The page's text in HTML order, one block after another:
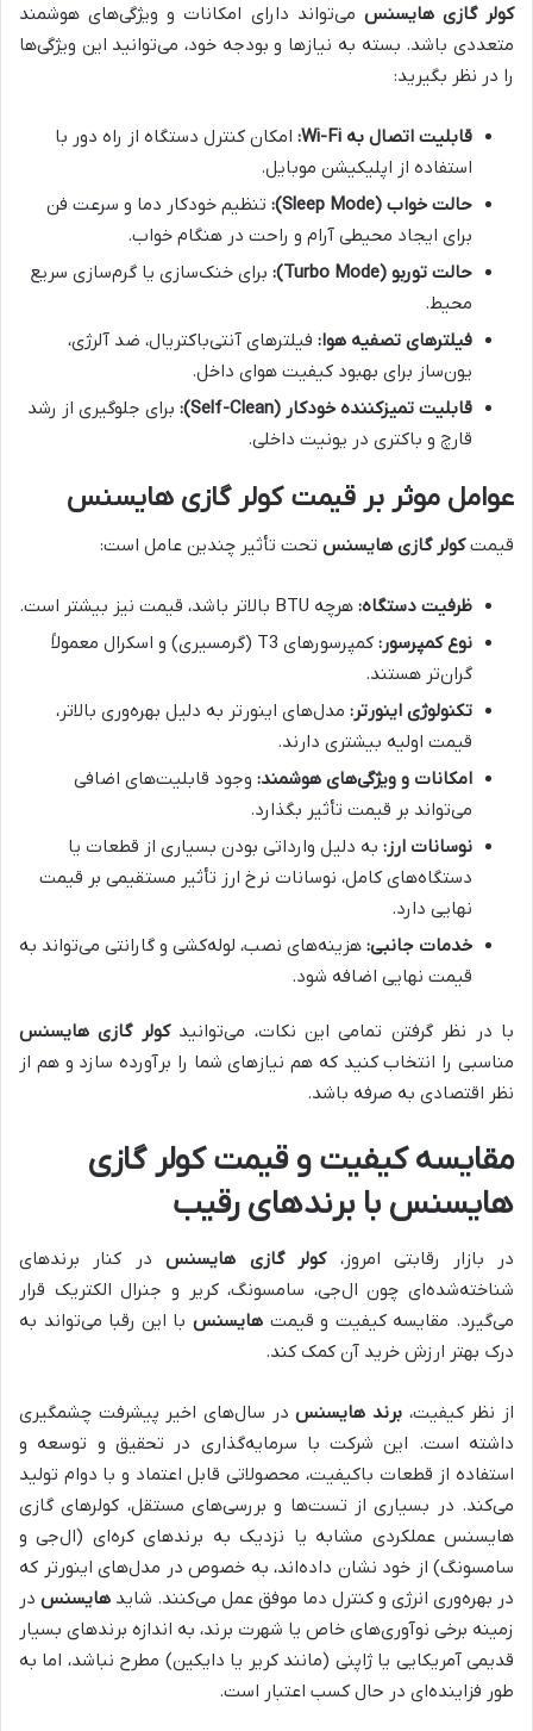
کولر گازی هایسنس می‌تواند دارای امکانات و ویژگی‌های هوشمند
متعددی باشد. بسته به نیازها و بودجه خود، می‌توانید این ویژگی‌ها
را در نظر بگیرید:
قابلیت اتصال به Wi-Fi:
امکان کنترل دستگاه از راه دور با
استفاده از اپلیکیشن موبایل.
حالت خواب (Sleep Mode):
تنظیم خودکار دما و سرعت فن
برای ایجاد محیطی آرام و راحت در هنگام خواب.
حالت توربو (Turbo Mode):
برای خنک‌سازی یا گرم‌سازی سریع
محیط.
فیلترهای تصفیه هوا: فیلترهای آنتی‌باکتریال، ضد آلرژی،
یون‌ساز برای بهبود کیفیت هوای داخل.
قابلیت تمیزکننده خودکار (Self-Clean):
برای جلوگیری از رشد
قارچ و باکتری در یونیت داخلی.
عوامل موثر بر قیمت کولر گازی هایسنس
قیمتکولر گازی هایسنس تحت تأثیر چندین عامل است:
ظرفیت دستگاه: هرچه BTU بالاتر باشد، قیمت نیز بیشتر است.
نوع کمپرسور:
کمپرسورهای T3 (گرمسیری) و اسکرال معمولاً
گران‌تر هستند.
تکنولوژی اینورتر: مدل‌های اینورتر به دلیل بهره‌وری بالاتر،
قیمت اولیه بیشتری دارند.
امکانات و ویژگی‌های هوشمند: وجود قابلیت‌های اضافی
می‌تواند بر قیمت تأثیر بگذارد.
نوسانات ارز: به دلیل وارداتی بودن بسیاری از قطعات یا
دستگاه‌های کامل، نوسانات نرخ ارز تأثیر مستقیمی بر قیمت
نهایی دارد.
خدمات جانبی: هزینه‌های نصب، لوله‌کشی و گارانتی می‌تواند به
قیمت نهایی اضافه شود.
با در نظر گرفتن تمامی این نکات، می‌توانیدکولر گازی هایسنس
مناسبی را انتخاب کنید که هم نیازهای شما را برآورده سازد و هم از
نظر اقتصادی به صرفه باشد.
مقایسه کیفیت و قیمت کولر گازی
هایسنس با برندهای رقیب
در بازار رقابتی امروز،کولر گازی هایسنسدر کنار برندهای
شناخته‌شده‌ای چون ال‌جی، سامسونگ، کریر و جنرال الکتریک قرار
می‌گیرد. مقایسه کیفیت و قیمت هایسنس با این رقبا می‌تواند به
درک بهتر ارزش خرید آن کمک کند.
از نظر کیفیت، برند هایسنسدر سال‌های اخیر پیشرفت چشمگیری
داشته است. این شرکت با سرمایه‌گذاری در تحقیق و توسعه و
استفاده از قطعات باکیفیت، محصولاتی قابل اعتماد و با دوام تولید
می‌کند. در بسیاری از تست‌ها و بررسی‌های مستقل، کولرهای گازی
هایسنس عملکردی مشابه یا نزدیک به برندهای کره‌ای (ال‌جی و
سامسونگ) از خود نشان داده‌اند، به خصوص در مدل‌های اینورتر که
در بهره‌وری انرژی و کنترل دما موفق عمل می‌کنند. شاید هایسنس در
زمینه برخی نوآوری‌های خاص یا شهرت برند، به اندازه برندهای بسیار
قدیمی آمریکایی یا ژاپنی (مانند کریر یا دایکین) مطرح نباشد، اما به
طور فزاینده‌ای در حال کسب اعتبار است.